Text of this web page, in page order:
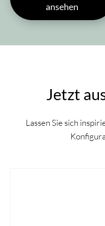
ansehen
Jetzt
Lassen Sie sich